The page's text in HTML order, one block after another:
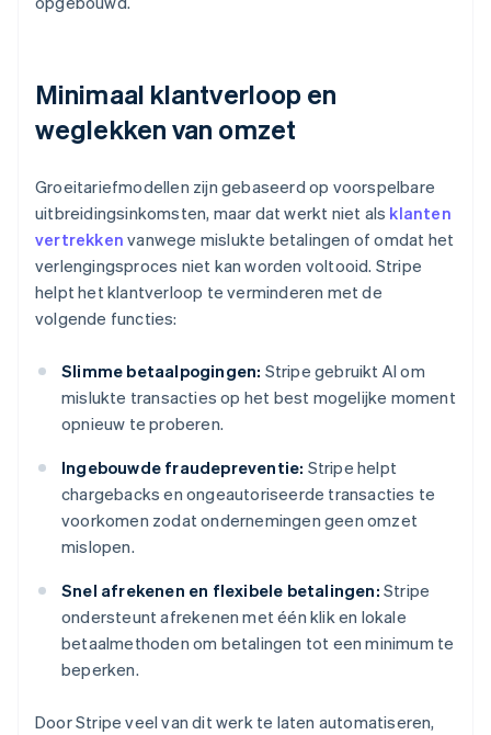
Minimaal klantverloop en
weglekken van omzet
Groeitariefmodellen zijn gebaseerd op voorspelbare
uitbreidingsinkomsten, maar dat werkt niet als klanten
vertrekken vanwege mislukte betalingen of omdat het
verlengingsproces niet kan worden voltooid. Stripe
helpt het klantverloop te verminderen met de
volgende functies:
Slimme betaalpogingen: Stripe gebruikt AI om
mislukte transacties op het best mogelijke moment
opnieuw te proberen.
Ingebouwde fraudepreventie: Stripe helpt
chargebacks en ongeautoriseerde transacties te
voorkomen zodat ondernemingen geen omzet
mislopen.
Snel afrekenen en flexibele betalingen: Stripe
ondersteunt afrekenen met één klik en lokale
betaalmethoden om betalingen tot een minimum te
beperken.
Door Stripe veel van dit werk te laten automatiseren,